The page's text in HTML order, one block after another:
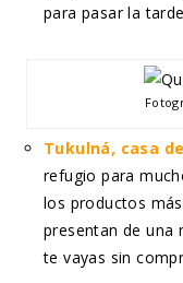
para pasar la
Tukulná, casa
refugio para
los productos
presentan de una
te vayas sin